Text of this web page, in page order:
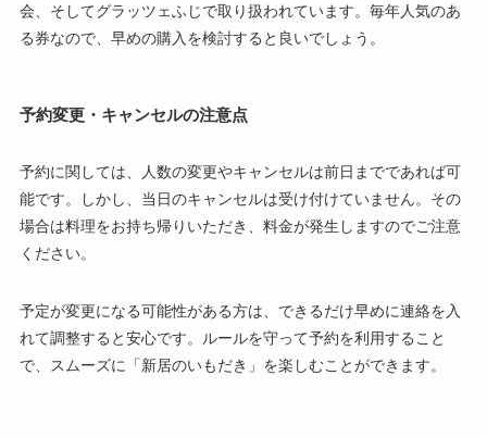
会、そしてグラッツェふじで取り扱われています。毎年人気のあ
る券なので、早めの購入を検討すると良いでしょう。
予約変更・キャンセルの注意点
予約に関しては、人数の変更やキャンセルは前日までであれば可
能です。しかし、当日のキャンセルは受け付けていません。その
場合は料理をお持ち帰りいただき、料金が発生しますのでご注意
ください。
予定が変更になる可能性がある方は、できるだけ早めに連絡を入
れて調整すると安心です。ルールを守って予約を利用すること
で、スムーズに「新居のいもだき」を楽しむことができます。